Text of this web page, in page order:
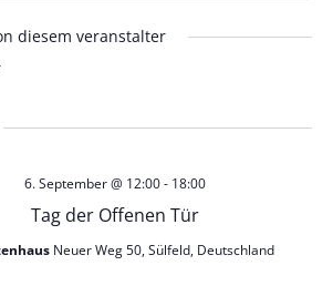
diesem veranstalter
wählen.
Tag der Offenen Tür
6. September @ 12:00- 18:00
Neuer Weg 50, Sülfeld, Deutschland